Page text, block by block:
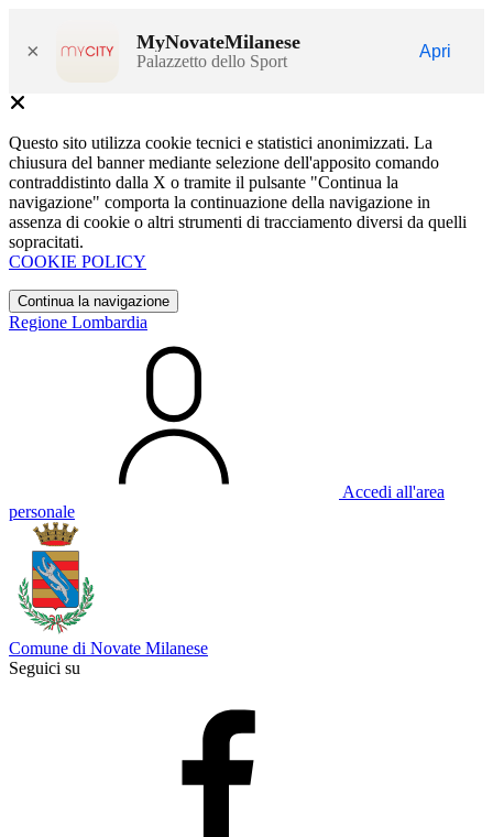
× MyNovateMilanese
Palazzetto dello Sport
Apri
Questo sito utilizza cookie tecnici e statistici anonimizzati. La
chiusura del banner mediante selezione dell'apposito comando
contraddistinto dalla X o tramite il pulsante "Continua la
navigazione" comporta la continuazione della navigazione in
assenza di cookie o altri strumenti di tracciamento diversi da quelli
sopracitati.
COOKIE POLICY
Continua la navigazione
Regione Lombardia
Accedi all'area
personale
Comune di Novate Milanese
Seguici su